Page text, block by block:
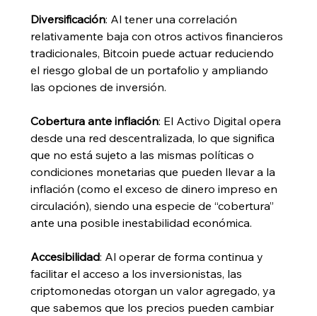
Diversificación: Al tener una correlación
relativamente baja con otros activos financieros
tradicionales, Bitcoin puede actuar reduciendo
el riesgo global de un portafolio y ampliando
las opciones de inversión.
Cobertura ante inflación: El Activo Digital opera
desde una red descentralizada, lo que significa
que no está sujeto a las mismas políticas o
condiciones monetarias que pueden llevar a la
inflación (como el exceso de dinero impreso en
circulación), siendo una especie de “cobertura”
ante una posible inestabilidad económica.
Accesibilidad: Al operar de forma continua y
facilitar el acceso a los inversionistas, las
criptomonedas otorgan un valor agregado, ya
que sabemos que los precios pueden cambiar